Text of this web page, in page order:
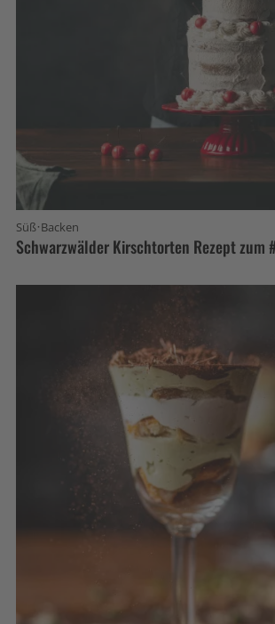
Süß·Backen
Schwarzwälder Kirschtorten Rezept zum